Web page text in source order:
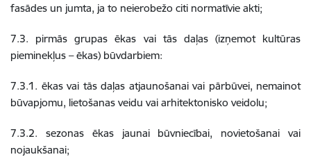
fasādes un jumta, ja to neierobežo citi normatīvie akti;
7.3. pirmās grupas ēkas vai tās daļas (izņemot kultūras
pieminekļus – ēkas) būvdarbiem:
7.3.1. ēkas vai tās daļas atjaunošanai vai pārbūvei, nemainot
būvapjomu, lietošanas veidu vai arhitektonisko veidolu;
7.3.2. sezonas ēkas jaunai būvniecībai, novietošanai vai
nojaukšanai;